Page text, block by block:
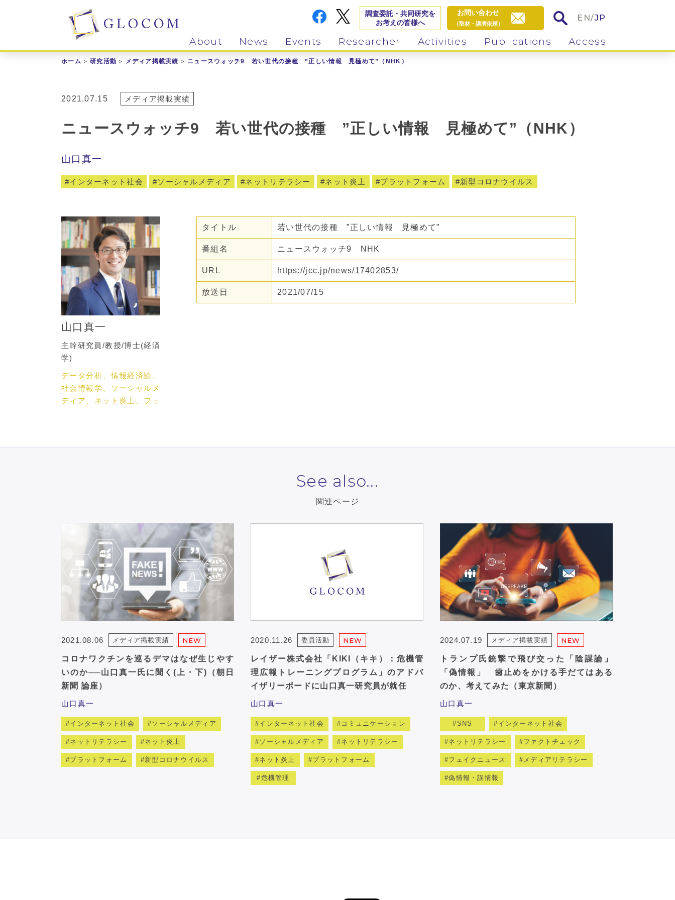
調査委託・共同研究を
お考えの皆様へ
お問い合わせ
（取材・講演依頼）
EN/JP
About News Events Researcher Activities Publications Access
ホーム 研究活動 メディア掲載実績 ニュースウォッチ9 若い世代の接種 ”正しい情報 見極めて”（NHK）
2021.07.15 メディア掲載実績
ニュースウォッチ9 若い世代の接種 ”正しい情報 見極めて”（NHK）
山口真一
インターネット社会 ソーシャルメディア ネットリテラシー ネット炎上 プラットフォーム 新型コロナウイルス
タイトル 若い世代の接種 ”正しい情報 見極めて”
番組名 ニュースウォッチ9 NHK
URL https://jcc.jp/news/17402853/
放送日 2021/07/15
山口真一
主幹研究員/教授/博士(経済
学)
データ分析、情報経済論、
社会情報学、ソーシャルメ
ディア、ネット炎上、フェ
See also...
関連ページ
2021.08.06 メディア掲載実績 NEW
コロナワクチンを巡るデマはなぜ生じやす
いのか──山口真一氏に聞く(上・下)（朝日
新聞 論座）
山口真一
インターネット社会 ソーシャルメディア
ネットリテラシー ネット炎上
プラットフォーム 新型コロナウイルス
2020.11.26 委員活動 NEW
レイザー株式会社「KIKI（キキ）：危機管
理広報トレーニングプログラム」のアドバ
イザリーボードに山口真一研究員が就任
山口真一
インターネット社会 コミュニケーション
ソーシャルメディア ネットリテラシー
ネット炎上 プラットフォーム
危機管理
2024.07.19 メディア掲載実績 NEW
トランプ氏銃撃で飛び交った「陰謀論」
「偽情報」 歯止めをかける手だてはある
のか、考えてみた（東京新聞）
山口真一
SNS インターネット社会
ネットリテラシー ファクトチェック
フェイクニュース メディアリテラシー
偽情報・誤情報